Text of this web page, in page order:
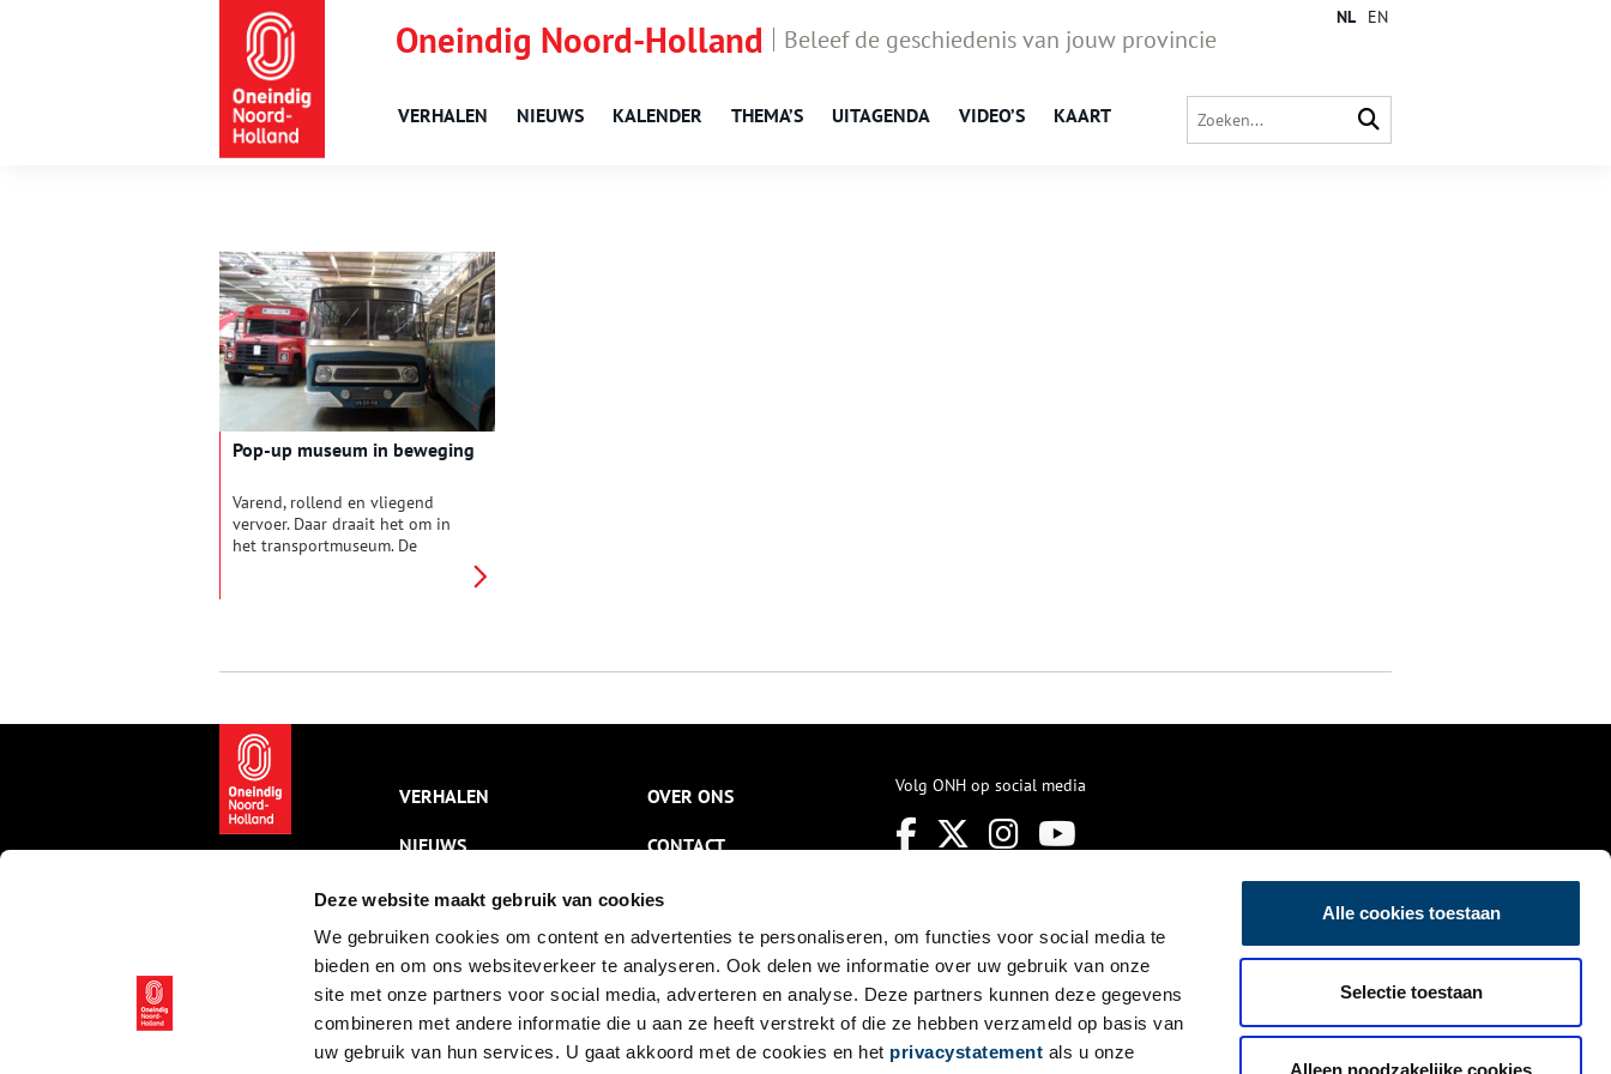
Deze website maakt gebruik van cookies
We gebruiken cookies om content en advertenties te personaliseren, om functies voor social media te
bieden en om ons websiteverkeer te analyseren. Ook delen we informatie over uw gebruik van onze
site met onze partners voor social media, adverteren en analyse. Deze partners kunnen deze gegevens
combineren met andere informatie die u aan ze heeft verstrekt of die ze hebben verzameld op basis van
uw gebruik van hun services. U gaat akkoord met de cookies en het privacystatement als u onze
Alle cookies toestaan
Selectie toestaan
Alleen noodzakelijke cookies
Oneindig Noord-Holland Beleef de geschiedenis van jouw provincie
VERHALEN NIEUWS KALENDER THEMA’S UITAGENDA VIDEO’S KAART
NL EN
Pop-up museum in beweging
Varend, rollend en vliegend
vervoer. Daar draait het om in
het transportmuseum. De
VERHALEN
NIEUWS
KALENDER
THEMA’S
ACTIVITEITEN
VIDEO’S
OVER ONS
CONTACT
NIEUWSBRIEF
DISCLAIMER
PRIVACY
TOEGANKELIJKHEID
Volg ONH op social media